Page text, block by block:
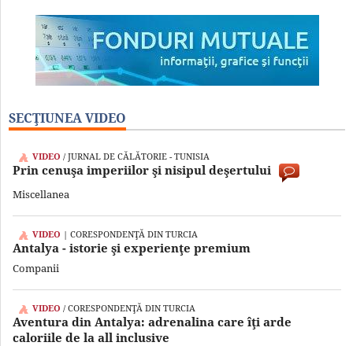
SECŢIUNEA VIDEO
VIDEO / JURNAL DE CĂLĂTORIE - TUNISIA
Prin cenuşa imperiilor şi nisipul deşertului
Miscellanea
VIDEO | CORESPONDENŢĂ DIN TURCIA
Antalya - istorie şi experienţe premium
Companii
VIDEO / CORESPONDENŢĂ DIN TURCIA
Aventura din Antalya: adrenalina care îţi arde
caloriile de la all inclusive